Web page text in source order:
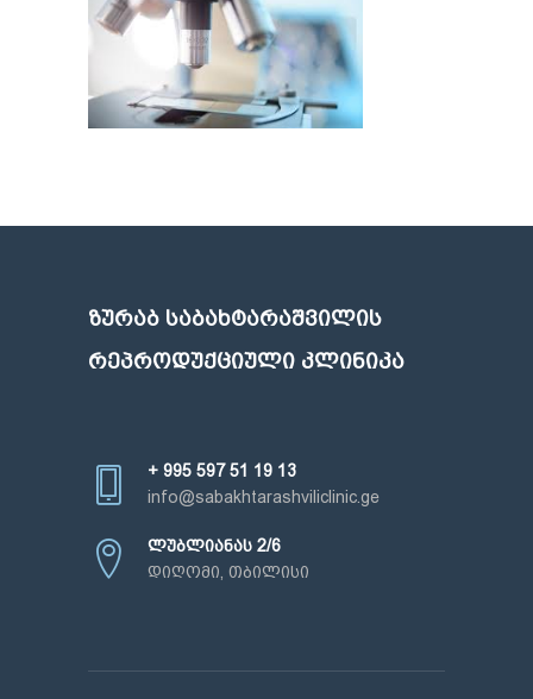
ᲖᲣᲠᲐᲑ ᲡᲐᲑᲐᲮᲢᲐᲠᲐᲨᲕᲘᲚᲘᲡ
ᲠᲔᲞᲠᲝᲓᲣᲥᲪᲘᲣᲚᲘ ᲙᲚᲘᲜᲘᲙᲐ
+ 995 597 51 19 13
info@sabakhtarashviliclinic.ge
ლუბლიანას 2/6
დიღომი, თბილისი